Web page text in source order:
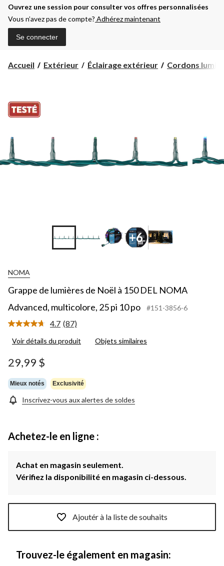
Ouvrez une session pour consulter vos offres personnalisées
Vous n’avez pas de compte? Adhérez maintenant
Se connecter
Accueil Extérieur Éclairage extérieur Cordons
+6
NOMA
Grappe de lumières de Noël à 150 DEL NOMA
Advanced, multicolore, 25 pi 10 po
#151-3856-6
4.7 Lire
87
même
page.
(87)
Voir détails du produit Objets similaires
29,99 $
Mieux notés Exclusivité
Inscrivez-vous aux alertes de soldes
Achetez-le en ligne :
Achat en magasin seulement.
Vérifiez la disponibilité en magasin ci-dessous.
Ajoutér à la liste de souhaits
Trouvez-le également en magasin: